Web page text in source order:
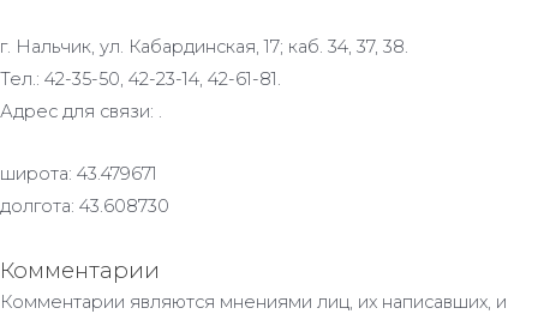
г. Нальчик, ул. Кабардинская, 17; каб. 34, 37, 38.
Тел.: 42-35-50, 42-23-14, 42-61-81.
Адрес для связи: .
широта: 43.479671
долгота: 43.608730
Комментарии
Комментарии являются мнениями лиц, их написавших, и